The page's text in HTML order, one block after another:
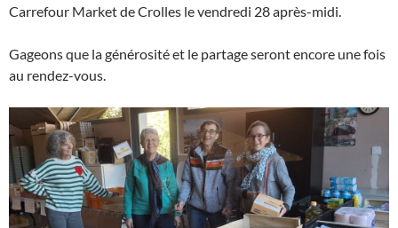
Carrefour Market de Crolles le vendredi 28 après-midi.
Gageons que la générosité et le partage seront encore une fois
au rendez-vous.